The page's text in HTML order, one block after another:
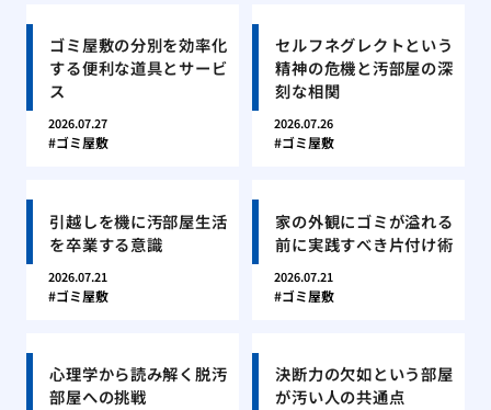
ゴミ屋敷の分別を効率化
する便利な道具とサービ
ス
2026.07.27
ゴミ屋敷
セルフネグレクトという
精神の危機と汚部屋の深
刻な相関
2026.07.26
ゴミ屋敷
引越しを機に汚部屋生活
を卒業する意識
2026.07.21
ゴミ屋敷
家の外観にゴミが溢れる
前に実践すべき片付け術
2026.07.21
ゴミ屋敷
心理学から読み解く脱汚
部屋への挑戦
決断力の欠如という部屋
が汚い人の共通点